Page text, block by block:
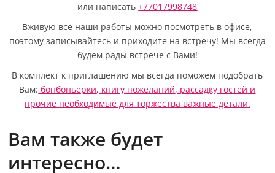
или написать+77017998748
Вживую все наши работы можно посмотреть в офисе,
поэтому записывайтесь и приходите на встречу! Мы всегда
будем рады встрече с Вами!
В комплект к приглашению мы всегда поможем подобрать
Вам: бонбоньерки, книгу пожеланий, рассадку гостей и
прочие необходимые для торжества важные детали.
Вам также будет
интересно…